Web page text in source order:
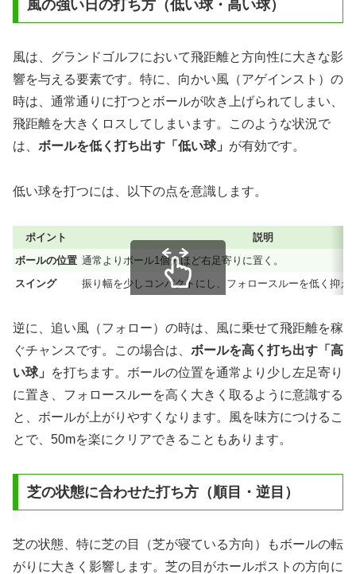
風の強い日の打ち方（低い球・高い球）
風は、グランドゴルフにおいて飛距離と方向性に大きな影
響を与える要素です。特に、向かい風（アゲインスト）の
時は、通常通りに打つとボールが吹き上げられてしまい、
飛距離を大きくロスしてしまいます。このような状況で
は、 ボールを低く打ち出す「低い球」 が有効です。
低い球を打つには、以下の点を意識します。
ポイント
説明
ボールの位置 通常よりボール1個分ほど右足寄りに置く。
スイング
振り幅を少しコンパクトにし、フォロースルーを低く抑え
逆に、追い風（フォロー）の時は、風に乗せて飛距離を稼
ぐチャンスです。この場合は、 ボールを高く打ち出す「高
い球」
を打ちます。ボールの位置を通常より少し左足寄り
に置き、フォロースルーを高く大きく取るように意識する
と、ボールが上がりやすくなります。風を味方につけるこ
とで、50mを楽にクリアできることもあります。
芝の状態に合わせた打ち方（順目・逆目）
芝の状態、特に芝の目（芝が寝ている方向）もボールの転
がりに大きく影響します。芝の目がホールポストの方向に